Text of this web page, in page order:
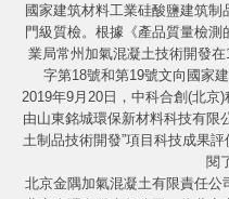
國家建筑材料工業硅酸鹽建筑
門級質檢。根據《產品質量檢
業局常州加氣混凝土技術開發在
字第18號和第19號文向國家
2019年9月20日，中科合創(北京
由山東銘城環保新材料科技有限
土制品技術開發”項目科技成果
閱
北京金隅加氣混凝土有限責任